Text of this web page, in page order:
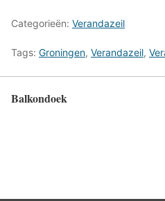
Categorieën: Verandazeil
Tags: Groningen, Verandazeil,
Balkondoek